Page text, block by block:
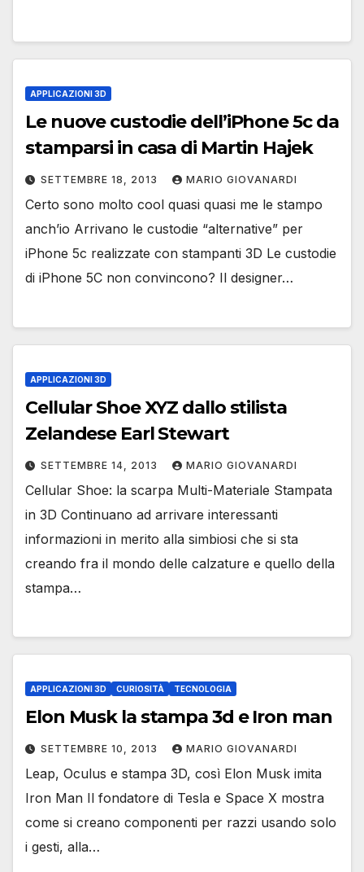
APPLICAZIONI 3D
Le nuove custodie dell’iPhone 5c da
stamparsi in casa di Martin Hajek
SETTEMBRE 18, 2013 MARIO GIOVANARDI
Certo sono molto cool quasi quasi me le stampo
anch’io Arrivano le custodie “alternative” per
iPhone 5c realizzate con stampanti 3D Le custodie
di iPhone 5C non convincono? Il designer…
APPLICAZIONI 3D
Cellular Shoe XYZ dallo stilista
Zelandese Earl Stewart
SETTEMBRE 14, 2013 MARIO GIOVANARDI
Cellular Shoe: la scarpa Multi-Materiale Stampata
in 3D Continuano ad arrivare interessanti
informazioni in merito alla simbiosi che si sta
creando fra il mondo delle calzature e quello della
stampa…
APPLICAZIONI 3D CURIOSITÀ TECNOLOGIA
Elon Musk la stampa 3d e Iron man
SETTEMBRE 10, 2013 MARIO GIOVANARDI
Leap, Oculus e stampa 3D, così Elon Musk imita
Iron Man Il fondatore di Tesla e Space X mostra
come si creano componenti per razzi usando solo
i gesti, alla…